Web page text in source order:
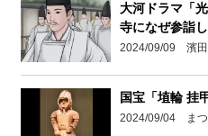
大河ドラマ「
寺になぜ参詣
2024/09/09 濱田
国宝「埴輪 挂
2024/09/04 まつ